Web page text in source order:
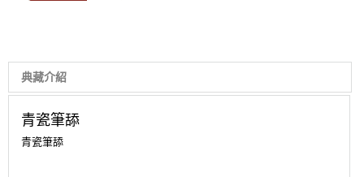
典藏介紹
青瓷筆舔
青瓷筆舔